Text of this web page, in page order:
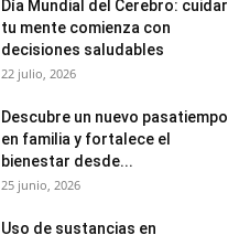
Día Mundial del Cerebro: cuidar
tu mente comienza con
decisiones saludables
22 julio, 2026
Descubre un nuevo pasatiempo
en familia y fortalece el
bienestar desde...
25 junio, 2026
Uso de sustancias en